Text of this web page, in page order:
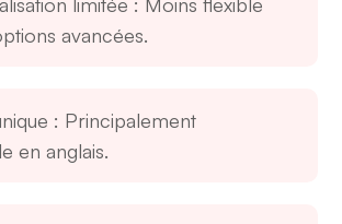
avancées.
: Principalement
en anglais.